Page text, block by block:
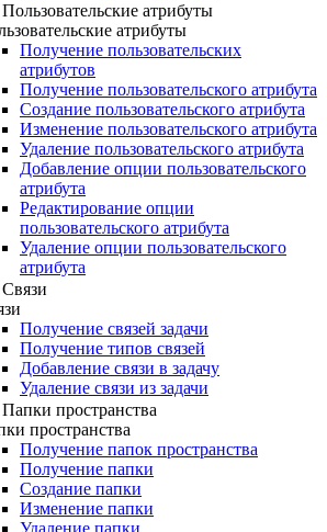
Пользовательские атрибуты
атрибуты
Получение пользовательских
атрибутов
Получение пользовательского атрибута
Создание пользовательского атрибута
Изменение пользовательского атрибута
Удаление пользовательского атрибута
Добавление опции пользовательского
атрибута
Редактирование опции
пользовательского атрибута
Удаление опции пользовательского
атрибута
Связи
Получение связей задачи
Получение типов связей
Добавление связи в задачу
Удаление связи из задачи
Папки пространства
пространства
Получение папок пространства
Получение папки
Создание папки
Изменение папки